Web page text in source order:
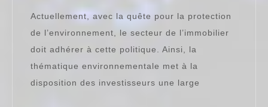
vont
de
pair
!
Actuellement, avec la quête pour la protection
de l’environnement, le secteur de l’immobilier
doit adhérer à cette politique. Ainsi, la
thématique environnementale met à la
disposition des investisseurs une large